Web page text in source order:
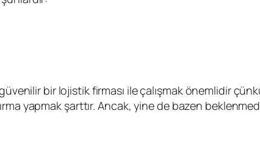
bir lojistik firması ile çalışmak önemlidir
yapmak şarttır. Ancak, yine de bazen